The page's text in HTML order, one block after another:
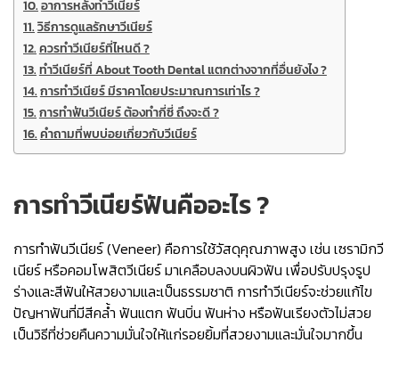
อาการหลังทำวีเนียร์
วิธีการดูแลรักษาวีเนียร์
ควรทำวีเนียร์ที่ไหนดี ?
ทำวีเนียร์ที่ About Tooth Dental แตกต่างจากที่อื่นยังไง ?
การทำวีเนียร์ มีราคาโดยประมาณการเท่าไร ?
การทำฟันวีเนียร์ ต้องทำกี่ซี่ ถึงจะดี ?
คำถามที่พบบ่อยเกี่ยวกับวีเนียร์
การทำวีเนียร์ฟันคืออะไร ?
การทำฟันวีเนียร์ (Veneer) คือการใช้วัสดุคุณภาพสูง เช่น เซรามิกวี
เนียร์ หรือคอมโพสิตวีเนียร์ มาเคลือบลงบนผิวฟัน เพื่อปรับปรุงรูป
ร่างและสีฟันให้สวยงามและเป็นธรรมชาติ การทำวีเนียร์จะช่วยแก้ไข
ปัญหาฟันที่มีสีคล้ำ ฟันแตก ฟันบิ่น ฟันห่าง หรือฟันเรียงตัวไม่สวย
เป็นวิธีที่ช่วยคืนความมั่นใจให้แก่รอยยิ้มที่สวยงามและมั่นใจมากขึ้น